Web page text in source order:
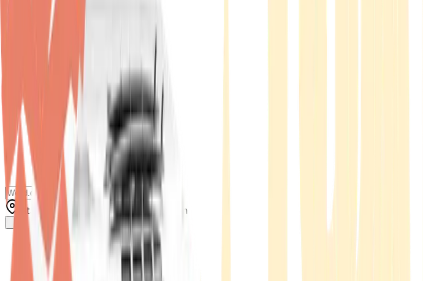
Standort wählen Versandart wählen